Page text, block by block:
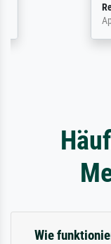
@
April 22, 2026
Wie